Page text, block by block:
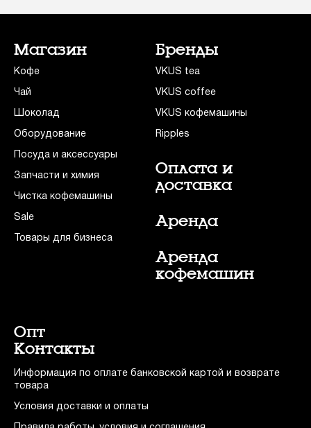
Магазин
Кофе
Чай
Шоколад
Оборудование
Посуда и аксессуары
Запчасти и химия
Чистка кофемашины
Sale
Товары для бизнеса
Бренды
VKUS tea
VKUS coffee
VKUS кофемашины
Ripples
Оплата и
доставка
Аренда
Аренда
кофемашин
Опт
Контакты
Информация по оплате банковской картой и возврате
товара
Условия доставки и оплаты